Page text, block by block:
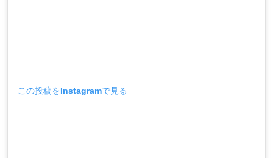
この投稿をInstagramで見る